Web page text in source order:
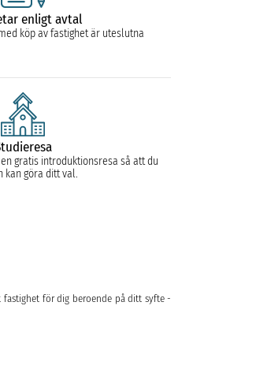
enligt avtal
köp av fastighet är uteslutna
gratis introduktionsresa så att du
kan göra ditt val.
fastighet för dig beroende på ditt syfte -